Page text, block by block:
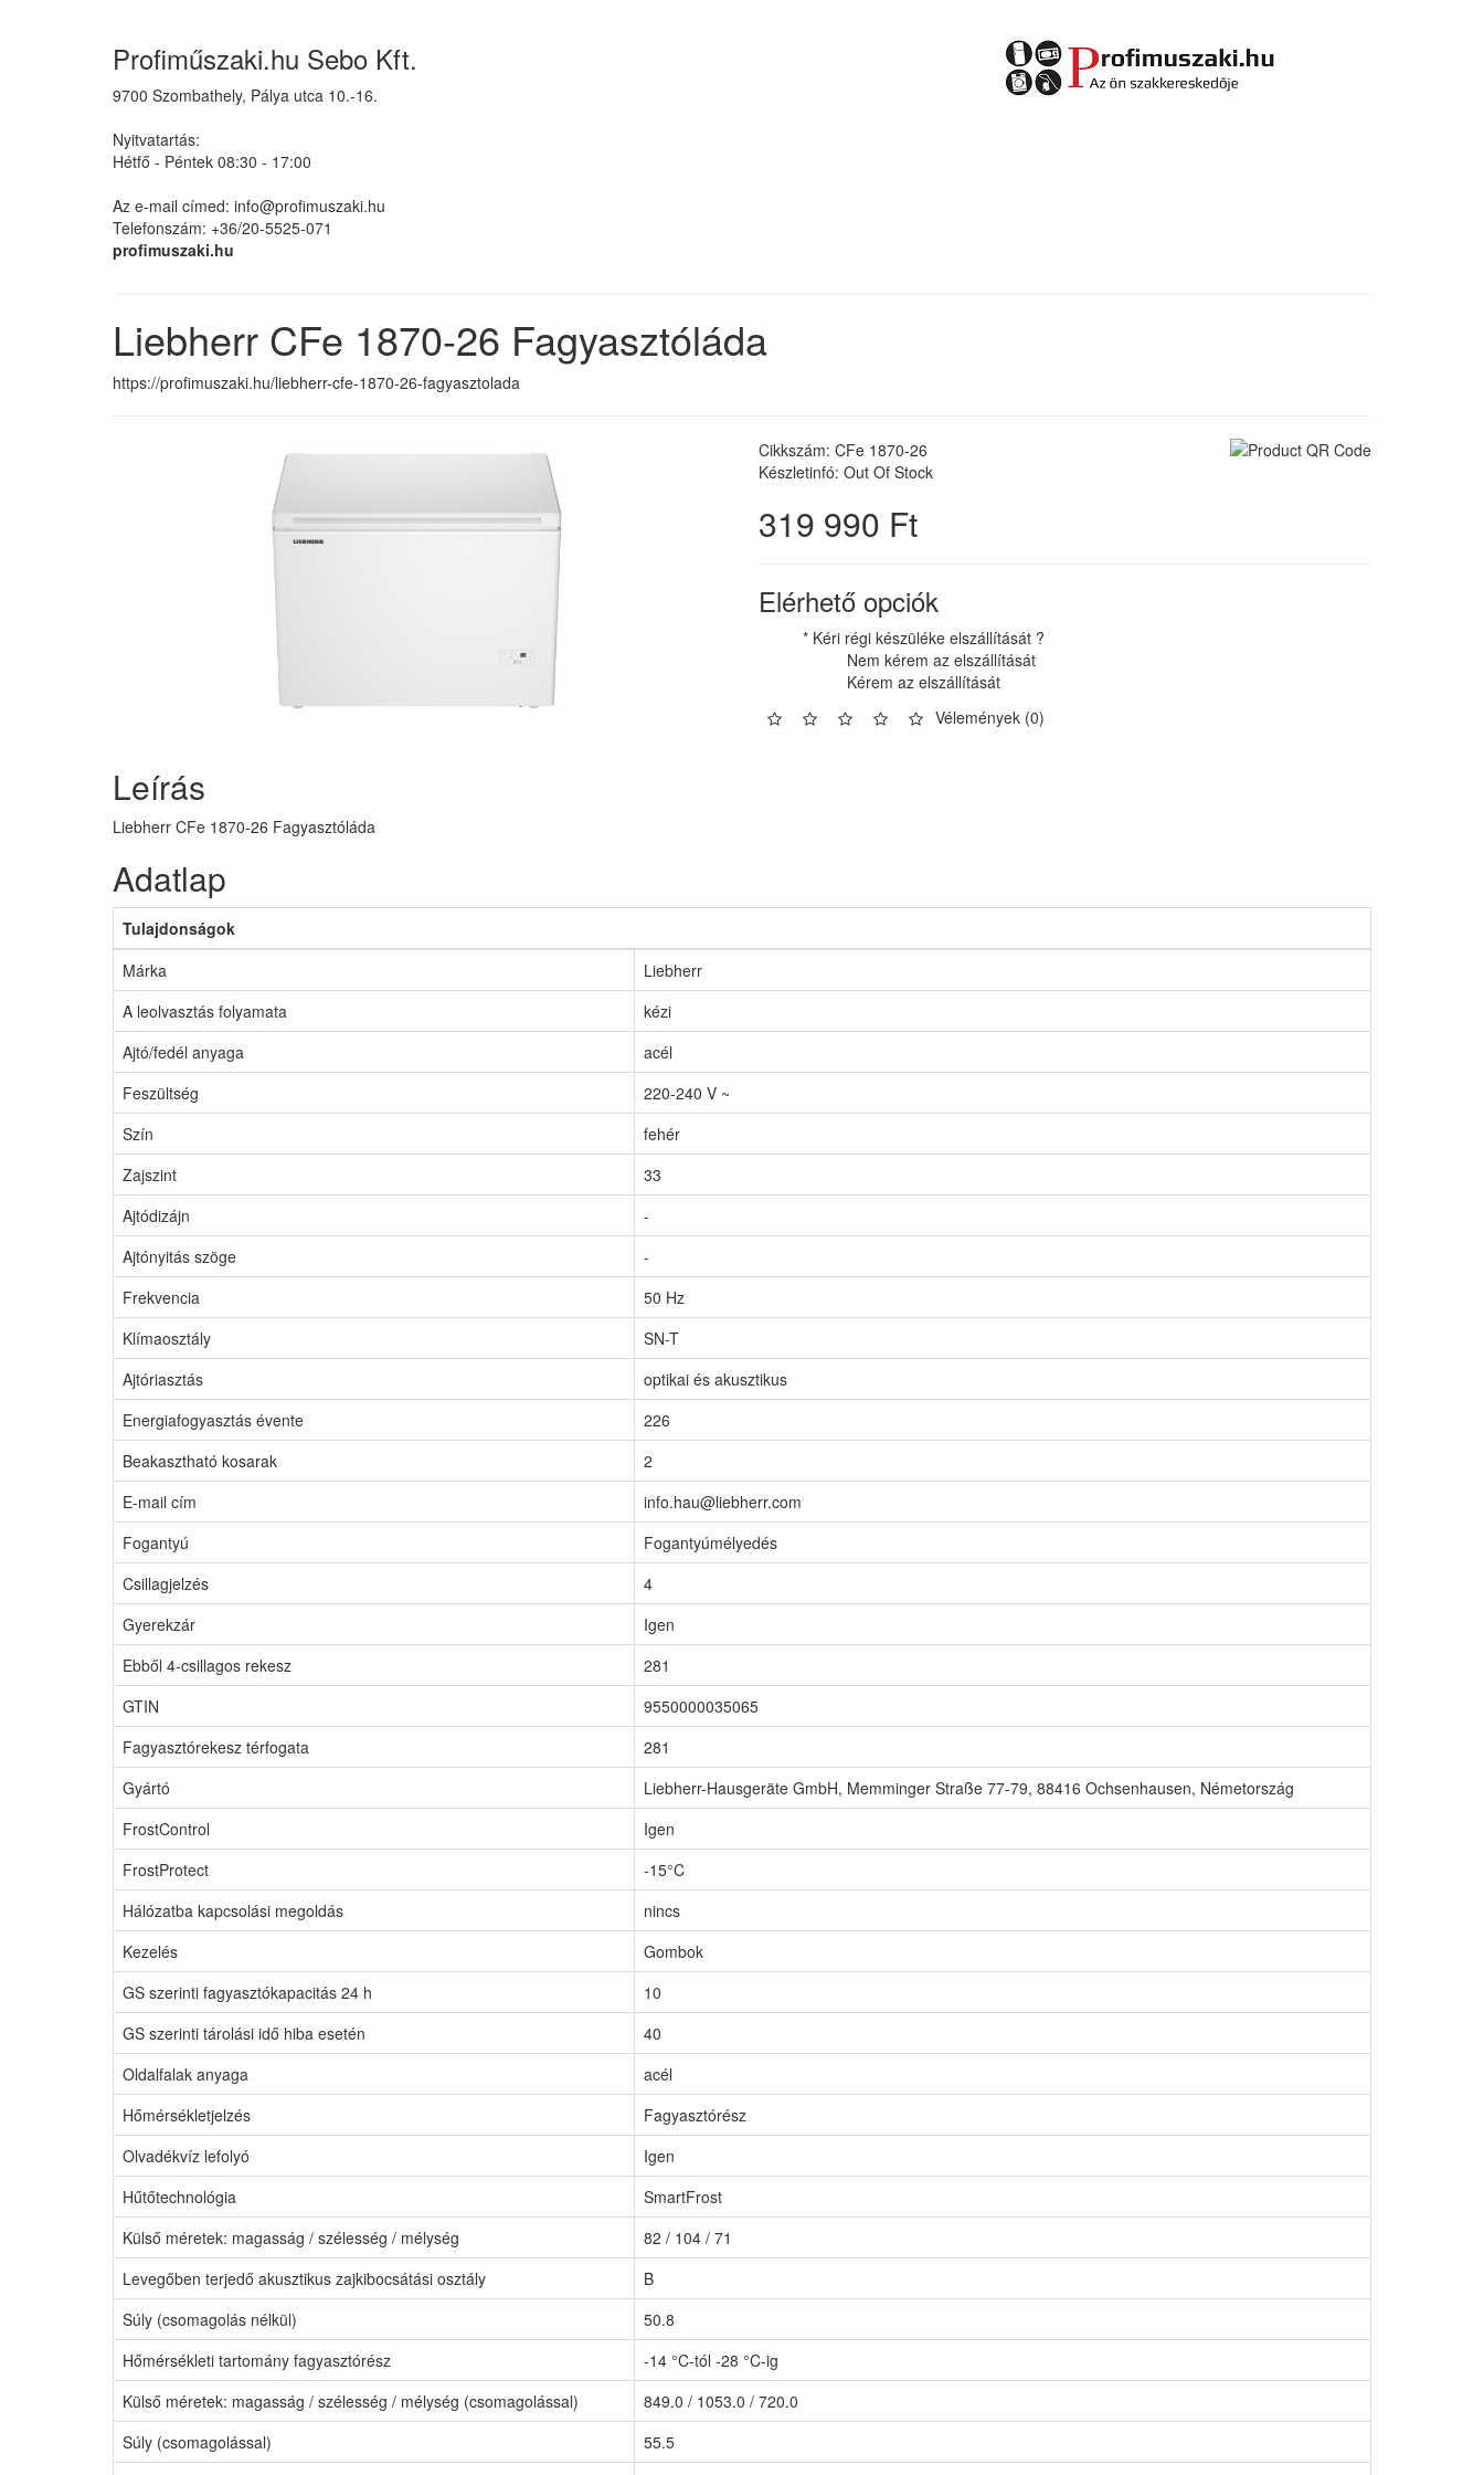
Profiműszaki.hu Sebo Kft.
9700 Szombathely, Pálya utca 10.-16.
Nyitvatartás:
Hétfő - Péntek 08:30 - 17:00
Az e-mail címed: info@profimuszaki.hu
Telefonszám: +36/20-5525-071
profimuszaki.hu
Liebherr CFe 1870-26 Fagyasztóláda
https://profimuszaki.hu/liebherr-cfe-1870-26-fagyasztolada
Cikkszám: CFe 1870-26
Készletinfó: Out Of Stock
319 990 Ft
Elérhető opciók
* Kéri régi készüléke elszállítását ?
Nem kérem az elszállítását
Kérem az elszállítását
Vélemények (0)
Leírás
Liebherr CFe 1870-26 Fagyasztóláda
Adatlap
Tulajdonságok
Márka
Liebherr
A leolvasztás folyamata
kézi
Ajtó/fedél anyaga
acél
Feszültség
220-240 V ~
Szín
fehér
Zajszint
33
Ajtódizájn
-
Ajtónyitás szöge
-
Frekvencia
50 Hz
Klímaosztály
SN-T
Ajtóriasztás
optikai és akusztikus
Energiafogyasztás évente
226
Beakasztható kosarak
2
E-mail cím
info.hau@liebherr.com
Fogantyú
Fogantyúmélyedés
Csillagjelzés
4
Gyerekzár
Igen
Ebből 4-csillagos rekesz
281
GTIN
9550000035065
Fagyasztórekesz térfogata
281
Gyártó
Liebherr-Hausgeräte GmbH, Memminger Straße 77-79, 88416 Ochsenhausen, Németország
FrostControl
Igen
FrostProtect
-15°C
Hálózatba kapcsolási megoldás
nincs
Kezelés
Gombok
GS szerinti fagyasztókapacitás 24 h
10
GS szerinti tárolási idő hiba esetén
40
Oldalfalak anyaga
acél
Hőmérsékletjelzés
Fagyasztórész
Olvadékvíz lefolyó
Igen
Hűtőtechnológia
SmartFrost
Külső méretek: magasság / szélesség / mélység
82 / 104 / 71
Levegőben terjedő akusztikus zajkibocsátási osztály
B
Súly (csomagolás nélkül)
50.8
Hőmérsékleti tartomány fagyasztórész
-14 °C-tól -28 °C-ig
Külső méretek: magasság / szélesség / mélység (csomagolással)
849.0 / 1053.0 / 720.0
Súly (csomagolással)
55.5